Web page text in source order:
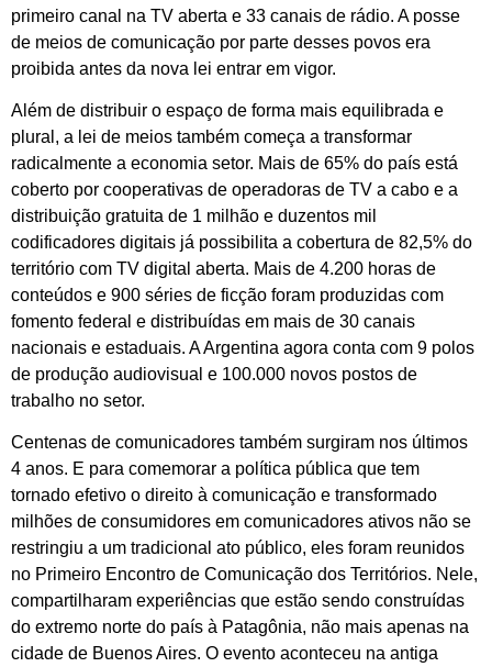
primeiro canal na TV aberta e 33 canais de rádio. A posse
de meios de comunicação por parte desses povos era
proibida antes da nova lei entrar em vigor.
Além de distribuir o espaço de forma mais equilibrada e
plural, a lei de meios também começa a transformar
radicalmente a economia setor. Mais de 65% do país está
coberto por cooperativas de operadoras de TV a cabo e a
distribuição gratuita de 1 milhão e duzentos mil
codificadores digitais já possibilita a cobertura de 82,5% do
território com TV digital aberta. Mais de 4.200 horas de
conteúdos e 900 séries de ficção foram produzidas com
fomento federal e distribuídas em mais de 30 canais
nacionais e estaduais. A Argentina agora conta com 9 polos
de produção audiovisual e 100.000 novos postos de
trabalho no setor.
Centenas de comunicadores também surgiram nos últimos
4 anos. E para comemorar a política pública que tem
tornado efetivo o direito à comunicação e transformado
milhões de consumidores em comunicadores ativos não se
restringiu a um tradicional ato público, eles foram reunidos
no Primeiro Encontro de Comunicação dos Territórios. Nele,
compartilharam experiências que estão sendo construídas
do extremo norte do país à Patagônia, não mais apenas na
cidade de Buenos Aires. O evento aconteceu na antiga